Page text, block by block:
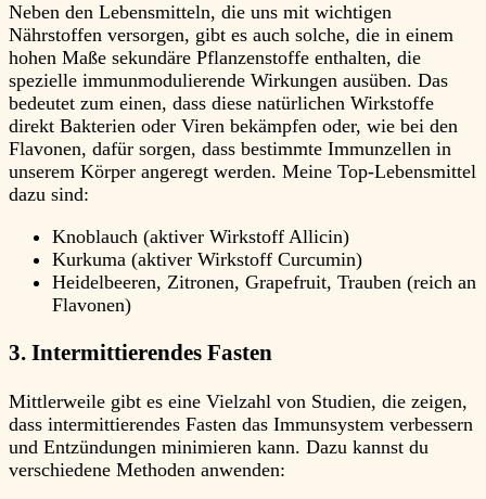
Neben den Lebensmitteln, die uns mit wichtigen
Nährstoffen versorgen, gibt es auch solche, die in einem
hohen Maße sekundäre Pflanzenstoffe enthalten, die
spezielle immunmodulierende Wirkungen ausüben. Das
bedeutet zum einen, dass diese natürlichen Wirkstoffe
direkt Bakterien oder Viren bekämpfen oder, wie bei den
Flavonen, dafür sorgen, dass bestimmte Immunzellen in
unserem Körper angeregt werden. Meine Top-Lebensmittel
dazu sind:
Knoblauch (aktiver Wirkstoff Allicin)
Kurkuma (aktiver Wirkstoff Curcumin)
Heidelbeeren, Zitronen, Grapefruit, Trauben (reich an
Flavonen)
3. Intermittierendes Fasten
Mittlerweile gibt es eine Vielzahl von Studien, die zeigen,
dass intermittierendes Fasten das Immunsystem verbessern
und Entzündungen minimieren kann. Dazu kannst du
verschiedene Methoden anwenden: